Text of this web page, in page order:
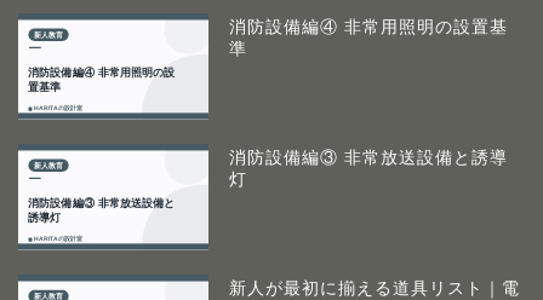
消防設備編④ 非常用照明の設置基
準
消防設備編③ 非常放送設備と誘導
灯
新人が最初に揃える道具リスト｜電